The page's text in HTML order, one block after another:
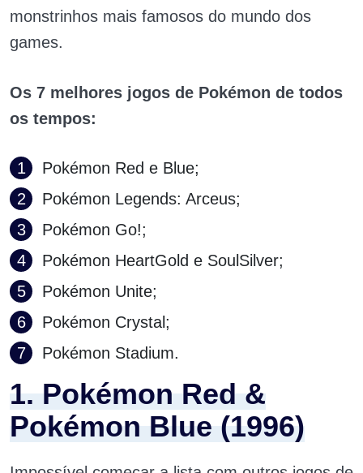
monstrinhos mais famosos do mundo dos
games.
Os 7 melhores jogos de Pokémon de todos
os tempos:
Pokémon Red e Blue;
Pokémon Legends: Arceus;
Pokémon Go!;
Pokémon HeartGold e SoulSilver;
Pokémon Unite;
Pokémon Crystal;
Pokémon Stadium.
1. Pokémon Red &
Pokémon Blue (1996)